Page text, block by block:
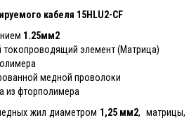
кабеля 15HLU2-CF
1.25мм2
токопроводящий элемент (Матрица)
медной проволоки
из фторполимера
жил диаметром 1,25 мм2, матрицы,